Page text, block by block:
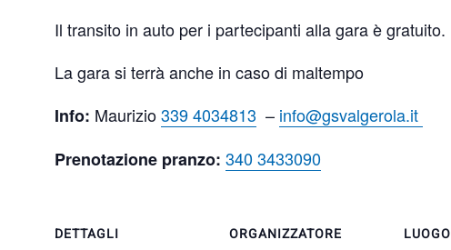
Il transito in auto per i partecipanti alla gara è gratuito.
La gara si terrà anche in caso di maltempo
Info: Maurizio339 4034813 – info@gsvalgerola.it
Prenotazione pranzo: 340 3433090
DETTAGLI ORGANIZZATORE LUOGO